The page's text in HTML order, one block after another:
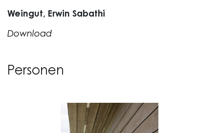
Weingut, Erwin Sabathi
Download
Personen